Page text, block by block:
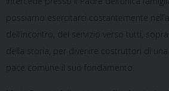
possiamo esercitarci costantemente
dell’incontro, del servizio verso tutti,
della storia, per divenire costruttori di
pace comune il suo fondamento.